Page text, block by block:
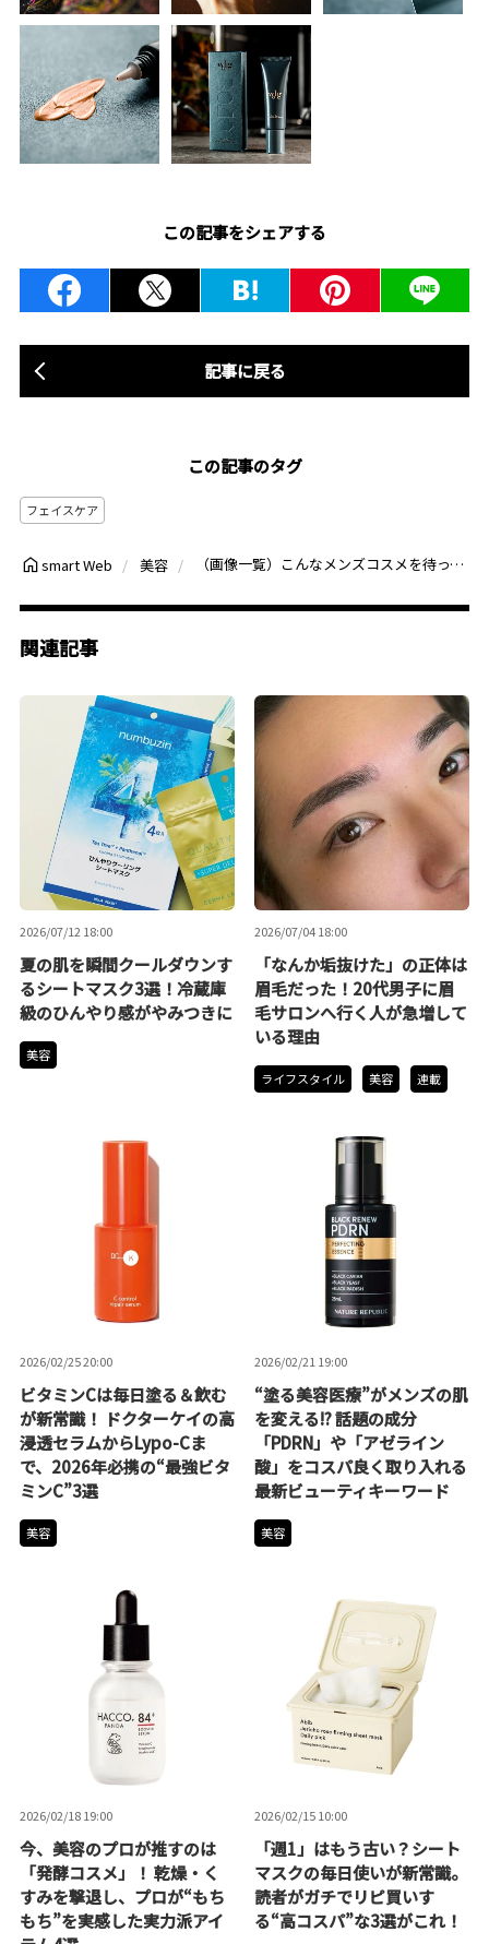
この記事をシェアする
記事に戻る
この記事のタグ
フェイスケア
smart Web 美容 （画像一覧）こんなメンズコスメを待っていた！メンズメイク用「wolgBBクリーム」を男性が取り入れるべき4つの理由
関連記事
2026/07/12 18:00
夏の肌を瞬間クールダウンす
るシートマスク3選！冷蔵庫
級のひんやり感がやみつきに
美容
2026/07/04 18:00
「なんか垢抜けた」の正体は
眉毛だった！20代男子に眉
毛サロンへ行く人が急増して
いる理由
ライフスタイル 美容 連載
2026/02/25 20:00
ビタミンCは毎日塗る＆飲む
が新常識！ ドクターケイの高
浸透セラムからLypo-Cま
で、2026年必携の“最強ビタ
ミンC”3選
美容
2026/02/21 19:00
“塗る美容医療”がメンズの肌
を変える!? 話題の成分
「PDRN」や「アゼライン
酸」をコスパ良く取り入れる
最新ビューティキーワード
美容
2026/02/18 19:00
今、美容のプロが推すのは
「発酵コスメ」！ 乾燥・く
すみを撃退し、プロが“もち
もち”を実感した実力派アイ
2026/02/15 10:00
「週1」はもう古い？シート
マスクの毎日使いが新常識。
読者がガチでリピ買いす
る“高コスパ”な3選がこれ！